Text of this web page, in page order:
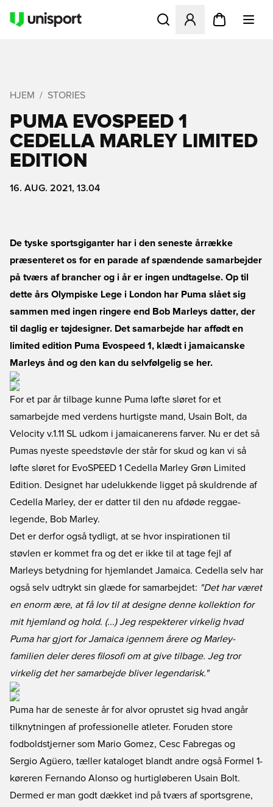
Åbner en Modal til at
HJEM STORIES
PUMA EVOSPEED 1
CEDELLA MARLEY LIMITED
EDITION
16. AUG. 2021, 13.04
De tyske sportsgiganter har i den seneste årrække
præsenteret os for en parade af spændende samarbejder
på tværs af brancher og i år er ingen undtagelse. Op til
dette års Olympiske Lege i London har Puma slået sig
sammen med ingen ringere end Bob Marleys datter, der
til daglig er tøjdesigner. Det samarbejde har affødt en
limited edition Puma Evospeed 1, klædt i jamaicanske
Marleys ånd og den kan du selvfølgelig se her.
For et par år tilbage kunne Puma løfte sløret for et
samarbejde med verdens hurtigste mand, Usain Bolt, da
Velocity v.1.11 SL udkom i jamaicanerens farver. Nu er det så
Pumas nyeste speedstøvle der står for skud og kan vi så
løfte sløret for EvoSPEED 1 Cedella Marley Grøn Limited
Edition. Designet har udelukkende ligget på skuldrende af
Cedella Marley, der er datter til den nu afdøde reggae-
legende, Bob Marley.
Det er derfor også tydligt, at se hvor inspirationen til
støvlen er kommet fra og det er ikke til at tage fejl af
Marleys betydning for hjemlandet Jamaica. Cedella selv har
også selv udtrykt sin glæde for samarbejdet: "Det har været
en enorm ære, at få lov til at designe denne kollektion for
mit hjemland og hold. (...) Jeg respekterer virkelig hvad
Puma har gjort for Jamaica igennem årere og Marley-
familien deler deres filosofi om at give tilbage. Jeg tror
virkelig det her samarbejde bliver legendarisk."
Puma har de seneste år for alvor oprustet sig hvad angår
tilknytningen af professionelle atleter. Foruden store
fodboldstjerner som Mario Gomez, Cesc Fabregas og
Sergio Agüero, tæller kataloget blandt andre også Formel 1-
køreren Fernando Alonso og hurtigløberen Usain Bolt.
Dermed er man godt dækket ind på tværs af sportsgrene,